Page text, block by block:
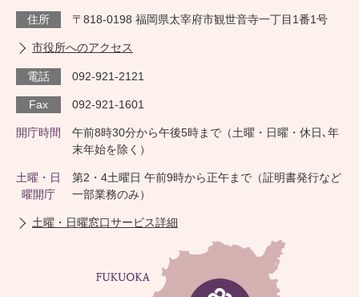
住所 〒818-0198 福岡県太宰府市観世音寺一丁目1番1号
市役所へのアクセス
電話 092-921-2121
Fax 092-921-1601
開庁時間
午前8時30分から午後5時まで（土曜・日曜・休日､年
末年始を除く）
土曜・日
曜開庁
第2・4土曜日 午前9時から正午まで（証明書発行など
一部業務のみ）
土曜・日曜窓口サービス詳細